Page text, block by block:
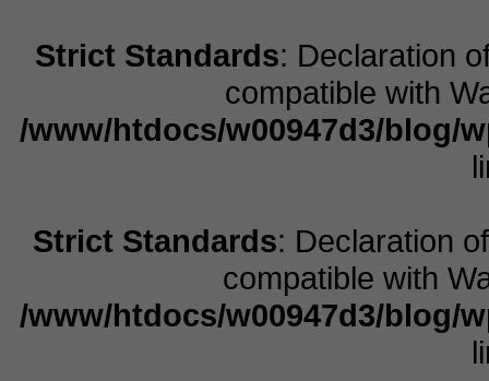
Strict Standards: Declaration
compatible with
/www/htdocs/w00947d3/blog/
Strict Standards: Declaration
compatible with
/www/htdocs/w00947d3/blog/